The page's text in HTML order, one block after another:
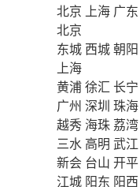
北京 上海 广东
北京
东城 西城朝阳
上海
黄浦徐汇 长宁
广州 深圳 珠海
越秀 海珠 荔湾
三水 高明 武江
新会 台山 开平
江城 阳东 阳西